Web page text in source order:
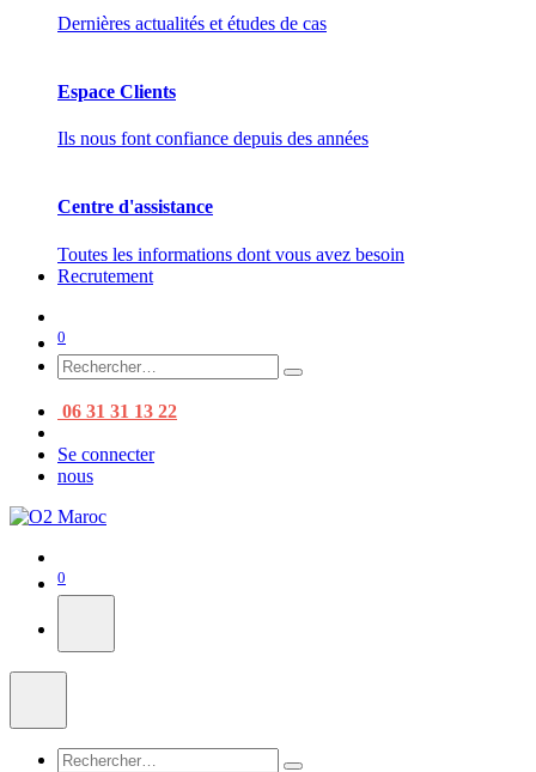
Dernières actualités et études de cas
Espace Clients
Ils nous font confiance depuis des années
Centre d'assistance
Toutes les informations dont vous avez besoin
Recrutement
0
06 31 31 13 22
Se connecter
nous
0